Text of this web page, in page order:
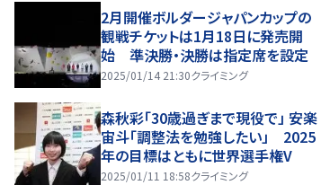
2月開催ボルダージャパンカップの
観戦チケットは1月18日に発売開
始 準決勝・決勝は指定席を設定
2025/01/14 21:30クライミング
森秋彩「30歳過ぎまで現役で」 安楽
宙斗「調整法を勉強したい」 2025
年の目標はともに世界選手権V
2025/01/11 18:58クライミング